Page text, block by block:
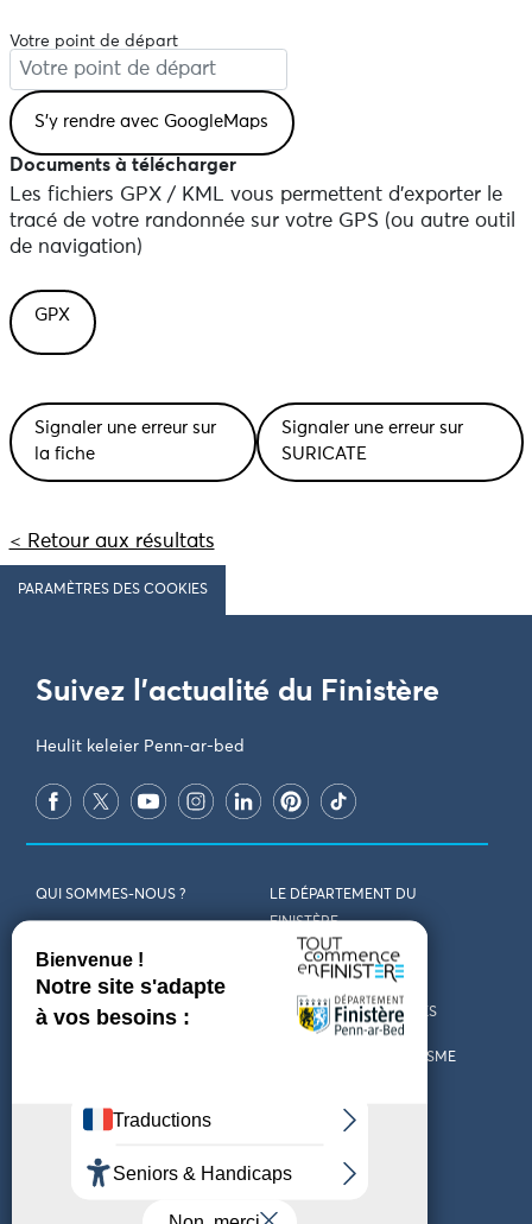
Votre point de départ
Documents à télécharger
Les fichiers GPX / KML vous permettent d'exporter le
tracé de votre randonnée sur votre GPS (ou autre outil
de navigation)
GPX
Signaler une erreur sur
la fiche
Signaler une erreur sur
SURICATE
< Retour aux résultats
PARAMÈTRES DES COOKIES
Suivez l'actualité du Finistère
Heulit keleier Penn-ar-bed
QUI SOMMES-NOUS ?
LE DÉPARTEMENT DU
FINISTÈRE
REJOIGNEZ-NOUS VENIR EN FINISTÈRE
CONTACT CARTES ET BROCHURES
LES OFFICES DE TOURISME
D’ACCESSIBILITÉ